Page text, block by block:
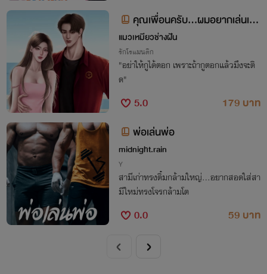
คุณเพื่อนครับ...ผมอยากเล่นเพื่
อน
แมวเหมียวช่างฝัน
รักโรแมนติก
"อย่าให้กูได้ตอก เพราะถ้ากูตอกแล้วมึงจะติ
ด"
5.0
179 บาท
พ่อเล่นพ่อ
midnight.rain
Y
สามีเก่าทรงติ๋มกล้ามใหญ่...อยากสอดใส่สา
มีใหม่ทรงโจรกล้ามโต
0.0 59 บาท